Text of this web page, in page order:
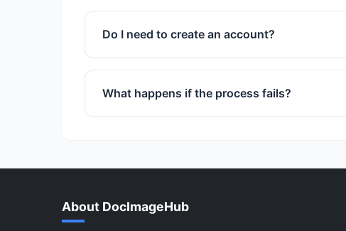
We use advanced algorithms to ensure
Do I need to create an account?
No registration or sign-up is required to use
What happens if the process fails?
About DocImageHub